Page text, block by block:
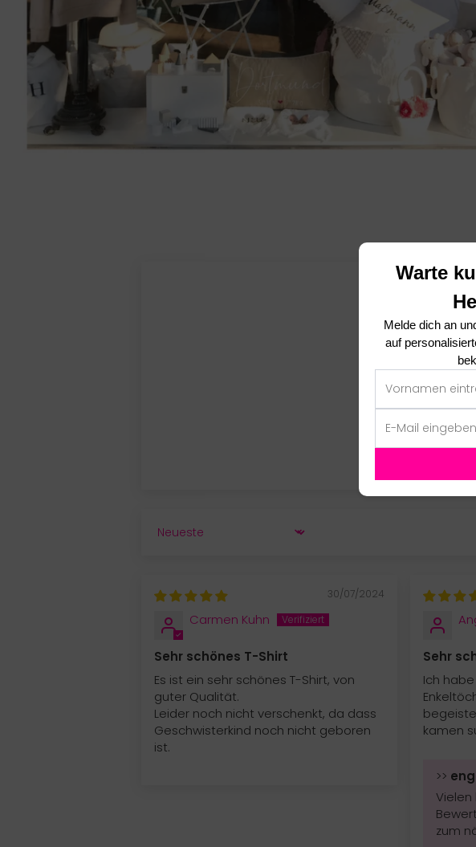
Das
SORT BY
30/07/2024
Carmen Kuhn
Sehr schönes T-Shirt
Es ist ein sehr schönes T-Shirt, von
guter Qualität.
Leider noch nicht verschenkt, da dass
Geschwisterkind noch nicht geboren
ist.
Sehr
Ich
kamen
>>
Vielen
zum
Warte
Melde dich an
auf